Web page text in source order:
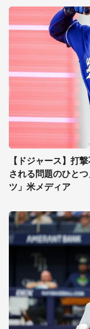
【ドジャース】打
される問題のひと
ツ」米メディア